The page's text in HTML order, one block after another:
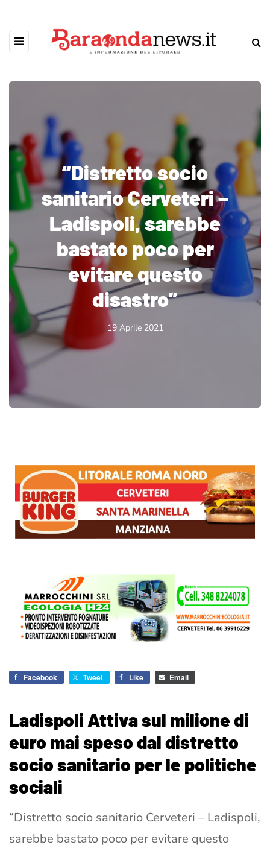
“Distretto socio
sanitario Cerveteri –
Ladispoli, sarebbe
bastato poco per
evitare questo
disastro”
19 Aprile 2021
Facebook Tweet Like Email
Ladispoli Attiva sul milione di
euro mai speso dal distretto
socio sanitario per le politiche
sociali
“Distretto socio sanitario Cerveteri – Ladispoli,
sarebbe bastato poco per evitare questo